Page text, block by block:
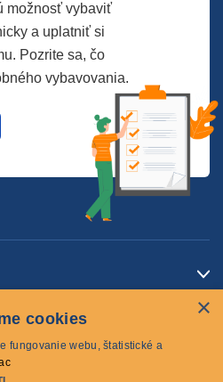
možnosť vybaviť
a uplatniť si
Pozrite sa, čo
vybavovania.
×
cookies
fungovanie webu, štatistické a